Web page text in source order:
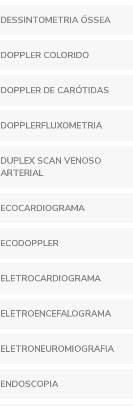
DESSINTOMETRIA ÓSSEA
DOPPLER COLORIDO
DOPPLER DE CARÓTIDAS
DOPPLERFLUXOMETRIA
DUPLEX SCAN VENOSO
ARTERIAL
ECOCARDIOGRAMA
ECODOPPLER
ELETROCARDIOGRAMA
ELETROENCEFALOGRAMA
ELETRONEUROMIOGRAFIA
ENDOSCOPIA